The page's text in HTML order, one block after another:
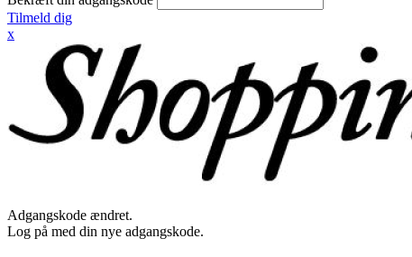
Tilmeld dig
x
Adgangskode ændret.
Log på med din nye adgangskode.